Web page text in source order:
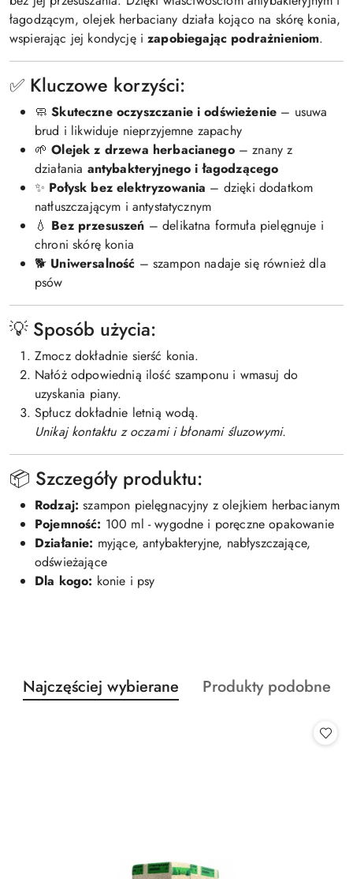
łagodzącym, olejek herbaciany działa kojąco na skórę konia,
wspierając jej kondycję izapobiegając podrażnieniom.
✅ Kluczowe korzyści:
🧼Skuteczne oczyszczanie i odświeżenie – usuwa
brud i likwiduje nieprzyjemne zapachy
🌱Olejek z drzewa herbacianego– znany z
działania antybakteryjnego i łagodzącego
✨ Połysk bez elektryzowania – dzięki dodatkom
natłuszczającym i antystatycznym
💧 Bez przesuszeń – delikatna formuła pielęgnuje i
chroni skórę konia
🐕 Uniwersalność – szampon nadaje się również dla
psów
💡 Sposób użycia:
Zmocz dokładnie sierść konia.
Nałóż odpowiednią ilość szamponu i wmasuj do
uzyskania piany.
Spłucz dokładnie letnią wodą.
Unikaj kontaktu z oczami i błonami śluzowymi.
📦 Szczegóły produktu:
Rodzaj: szampon pielęgnacyjny z olejkiem herbacianym
Pojemność: 100 ml - wygodne i poręczne opakowanie
Działanie: myjące, antybakteryjne, nabłyszczające,
odświeżające
Dla kogo: konie i psy
Pomiń karuzelę produktów
Produkty
o
Najczęściej wybierane
Produkty
Produkty podobne